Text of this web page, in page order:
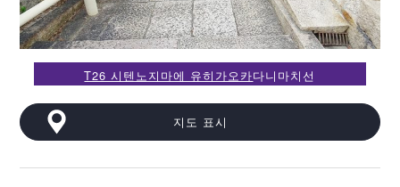
T26 시텐노지마에 유히가오카다니마치선
지도 표시